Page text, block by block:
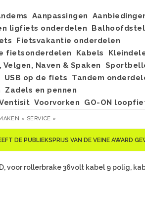
Aanpassingen
ligfiets onderdelen
Fietsvakantie onderdelen
fietsonderdelen Kabels
Velgen, Naven & Spaken
USB op de fiets
Tandem
Zadels en pennen
Voorvorken GO-ON
» SERVICE »
DE PUBLIEKSPRIJS VAN DE VEINE AWARD
voor rollerbrake 36volt kabel 9 polig,